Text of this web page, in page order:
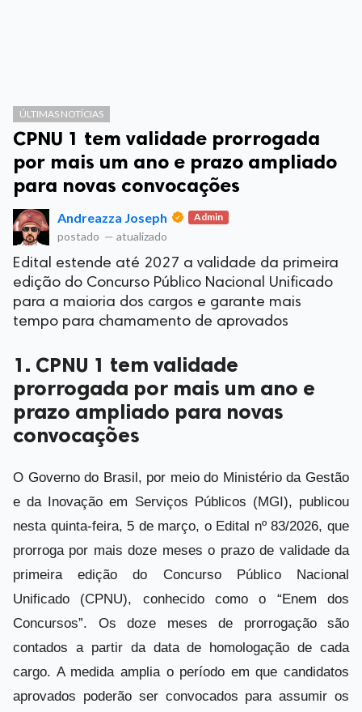
ÚLTIMAS NOTÍCIAS
CPNU 1 tem validade prorrogada
por mais um ano e prazo ampliado
para novas convocações
Andreazza Joseph Admin
postado — atualizado
Edital estende até 2027 a validade da primeira
edição do Concurso Público Nacional Unificado
para a maioria dos cargos e garante mais
tempo para chamamento de aprovados
1. CPNU 1 tem validade
prorrogada por mais um ano e
prazo ampliado para novas
convocações
O Governo do Brasil, por meio do Ministério da Gestão
e da Inovação em Serviços Públicos (MGI), publicou
nesta quinta-feira, 5 de março, o Edital nº 83/2026, que
prorroga por mais doze meses o prazo de validade da
primeira edição do Concurso Público Nacional
Unificado (CPNU), conhecido como o “Enem dos
Concursos”. Os doze meses de prorrogação são
contados a partir da data de homologação de cada
cargo. A medida amplia o período em que candidatos
aprovados poderão ser convocados para assumir os